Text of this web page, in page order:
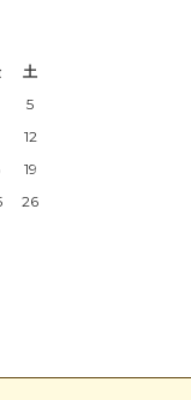
土
5
12
19
26